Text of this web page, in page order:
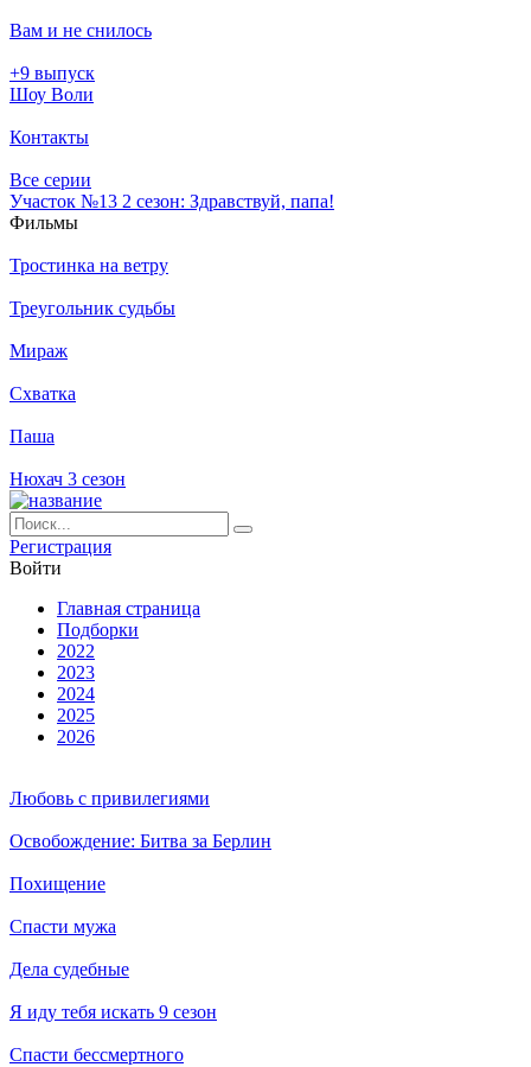
Вам и не снилось
+9 выпуск
Шоу Воли
Контакты
Все серии
Участок №13 2 сезон: Здравствуй, папа!
Филь­мы
Тростинка на ветру
Треугольник судьбы
Мираж
Схватка
Паша
Нюхач 3 сезон
Ре­ги­ст­ра­ция
Вой­ти
Глав­ная стра­ни­ца
Подборки
2022
2023
2024
2025
2026
Любовь с привилегиями
Освобождение: Битва за Берлин
Похищение
Спасти мужа
Дела судебные
Я иду тебя искать 9 сезон
Спасти бессмертного